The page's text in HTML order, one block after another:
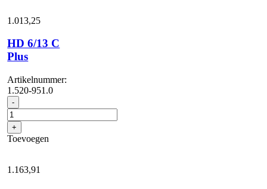
Classic
aantal
1.013,25
HD 6/13 C
Plus
Artikelnummer:
1.520-951.0
- HD
6/13
C
Plus
aantal
+
Toevoegen
1.163,91